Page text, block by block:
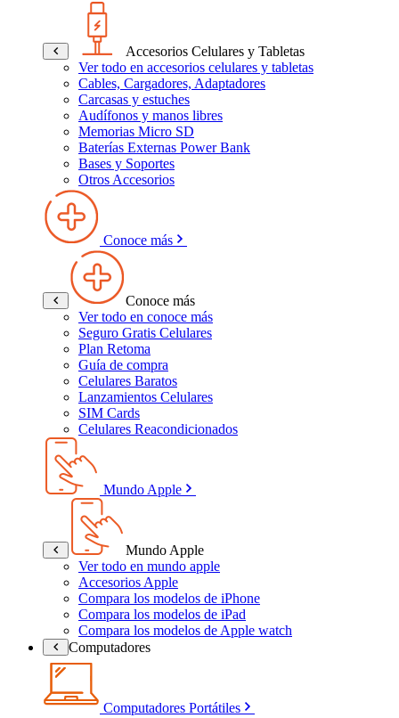
Accesorios Celulares y Tabletas
Ver todo en accesorios celulares y tabletas
Cables, Cargadores, Adaptadores
Carcasas y estuches
Audífonos y manos libres
Memorias Micro SD
Baterías Externas Power Bank
Bases y Soportes
Otros Accesorios
Conoce más
Conoce más
Ver todo en conoce más
Seguro Gratis Celulares
Plan Retoma
Guía de compra
Celulares Baratos
Lanzamientos Celulares
SIM Cards
Celulares Reacondicionados
Mundo Apple
Mundo Apple
Ver todo en mundo apple
Accesorios Apple
Compara los modelos de iPhone
Compara los modelos de iPad
Compara los modelos de Apple watch
Computadores
Computadores Portátiles